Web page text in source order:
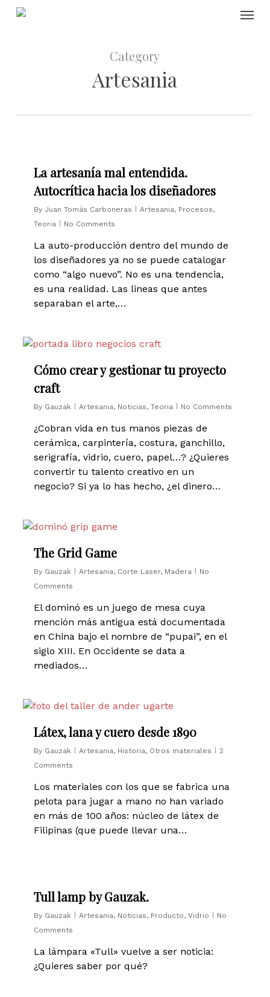
Skip
Category
Artesania
La artesanía mal entendida.
Autocrítica hacia los diseñadores
By Juan Tomás Carboneras Artesania, Procesos,
Teoria
No Comments
La auto-producción dentro del mundo de
los diseñadores ya no se puede catalogar
como “algo nuevo”. No es una tendencia,
es una realidad. Las lineas que antes
separaban el arte,…
Cómo crear y gestionar tu proyecto
craft
By Gauzak Artesania, Noticias,Teoria No Comments
¿Cobran vida en tus manos piezas de
cerámica, carpintería, costura, ganchillo,
serigrafía, vidrio, cuero, papel…? ¿Quieres
convertir tu talento creativo en un
negocio? Si ya lo has hecho, ¿el dinero…
0
The Grid Game
By Gauzak Artesania, Corte Laser, Madera
No
Comments
El dominó es un juego de mesa cuya
mención más antigua está documentada
en China bajo el nombre de “pupai”, en el
siglo XIII. En Occidente se data a
mediados…
0
Látex, lana y cuero desde 1890
By Gauzak Artesania, Historia, Otros materiales
2
Comments
Los materiales con los que se fabrica una
pelota para jugar a mano no han variado
en más de 100 años: núcleo de látex de
Filipinas (que puede llevar una…
2
Tull lamp by Gauzak.
By Gauzak Artesania, Noticias, Producto,Vidrio
No
Comments
La lámpara «Tull» vuelve a ser noticia:
¿Quieres saber por qué?